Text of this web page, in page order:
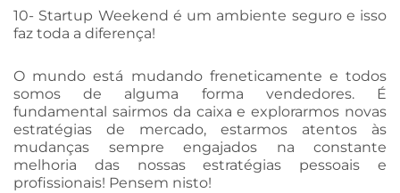
10- Startup Weekend é um ambiente seguro e isso
faz toda a diferença!
O mundo está mudando freneticamente e todos
somos de alguma forma vendedores. É
fundamental sairmos da caixa e explorarmos novas
estratégias de mercado, estarmos atentos às
mudanças sempre engajados na constante
melhoria das nossas estratégias pessoais e
profissionais! Pensem nisto!